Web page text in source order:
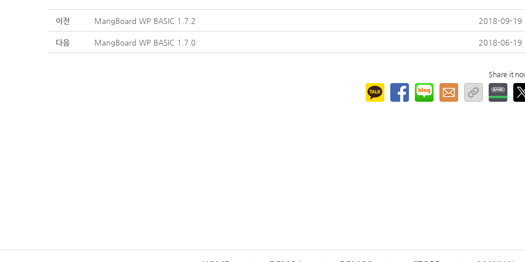
이전 MangBoard WP BASIC 1.7.2 2018-09-19
다음 MangBoard WP BASIC 1.7.0 2018-06-19
Share it